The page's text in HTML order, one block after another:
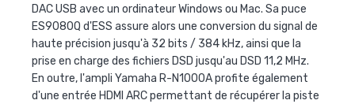
DAC USB avec un ordinateur Windows ou Mac. Sa puce
ES9080Q d'ESS assure alors une conversion du signal de
haute précision jusqu'à 32 bits / 384 kHz, ainsi que la
prise en charge des fichiers DSD jusqu'au DSD 11,2 MHz.
En outre, l'ampli Yamaha R-N1000A profite également
d'une entrée HDMI ARC permettant de récupérer la piste